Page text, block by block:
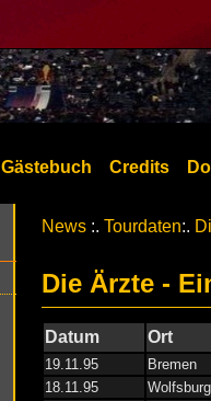
Gästebuch Credits
News :. Tourdaten:.
Die Ärzte -
Datum Ort
19.11.95 Bremen
18.11.95
Wolfsburg